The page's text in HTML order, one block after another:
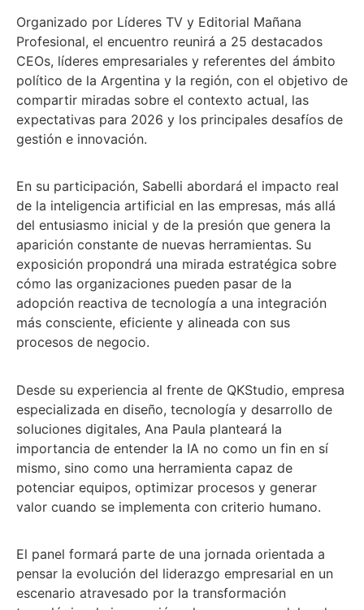
Organizado por Líderes TV y Editorial Mañana
Profesional, el encuentro reunirá a 25 destacados
CEOs, líderes empresariales y referentes del ámbito
político de la Argentina y la región, con el objetivo de
compartir miradas sobre el contexto actual, las
expectativas para 2026 y los principales desafíos de
gestión e innovación.
En su participación, Sabelli abordará el impacto real
de la inteligencia artificial en las empresas, más allá
del entusiasmo inicial y de la presión que genera la
aparición constante de nuevas herramientas. Su
exposición propondrá una mirada estratégica sobre
cómo las organizaciones pueden pasar de la
adopción reactiva de tecnología a una integración
más consciente, eficiente y alineada con sus
procesos de negocio.
Desde su experiencia al frente de QKStudio, empresa
especializada en diseño, tecnología y desarrollo de
soluciones digitales, Ana Paula planteará la
importancia de entender la IA no como un fin en sí
mismo, sino como una herramienta capaz de
potenciar equipos, optimizar procesos y generar
valor cuando se implementa con criterio humano.
El panel formará parte de una jornada orientada a
pensar la evolución del liderazgo empresarial en un
escenario atravesado por la transformación